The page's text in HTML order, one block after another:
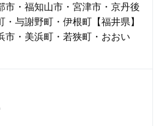
市・福知山市・宮津市・京丹後
・与謝野町・伊根町【福井県】
市・美浜町・若狭町・おおい